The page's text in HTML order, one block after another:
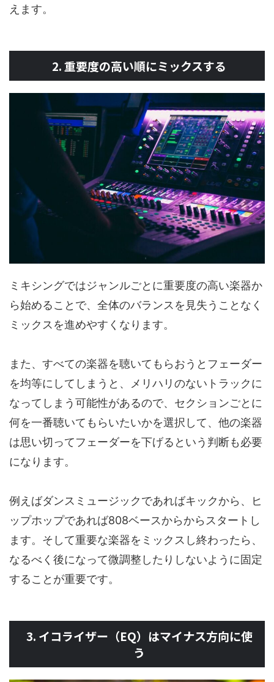
えます。
2. 重要度の高い順にミックスする
ミキシングではジャンルごとに重要度の高い楽器か
ら始めることで、全体のバランスを見失うことなく
ミックスを進めやすくなります。
また、すべての楽器を聴いてもらおうとフェーダー
を均等にしてしまうと、メリハリのないトラックに
なってしまう可能性があるので、セクションごとに
何を一番聴いてもらいたいかを選択して、他の楽器
は思い切ってフェーダーを下げるという判断も必要
になります。
例えばダンスミュージックであればキックから、ヒ
ップホップであれば808ベースからからスタートし
ます。そして重要な楽器をミックスし終わったら、
なるべく後になって微調整したりしないように固定
することが重要です。
3. イコライザー（EQ）はマイナス方向に使
う